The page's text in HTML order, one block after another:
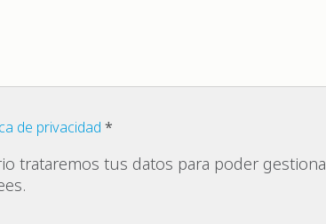
de privacidad
trataremos tus datos para poder